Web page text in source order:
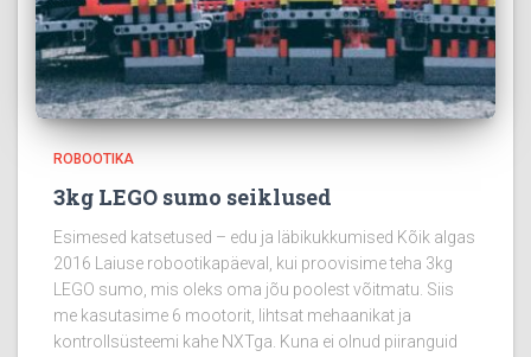
ROBOOTIKA
3kg LEGO sumo seiklused
Esimesed katsetused – edu ja läbikukkumised Kõik algas
2016 Laiuse robootikapäeval, kui proovisime teha 3kg
LEGO sumo, mis oleks oma jõu poolest võitmatu. Siis
me kasutasime 6 mootorit, lihtsat mehaanikat ja
kontrollsüsteemi kahe NXTga. Kuna ei olnud piiranguid